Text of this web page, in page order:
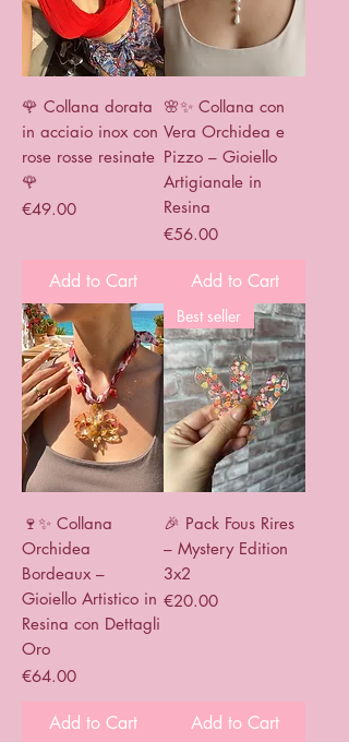
🌹 Collana dorata
in acciaio inox con
rose rosse resinate
🌹
Price
€49.00
Add to Cart
🌸✨ Collana con
Vera Orchidea e
Pizzo – Gioiello
Artigianale in
Resina
Price
€56.00
Add to Cart
🍷✨ Collana
Orchidea
Bordeaux –
Gioiello Artistico in
Resina con Dettagli
Oro
Price
€64.00
Add to Cart
Best seller
🎉 Pack Fous Rires
– Mystery Edition
3x2
Price
€20.00
Add to Cart